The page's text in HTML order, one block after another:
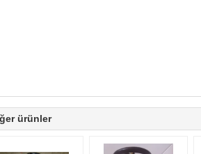
ürünler